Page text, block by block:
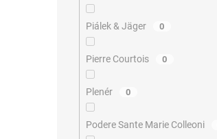
Piálek & Jäger 0
Pierre Courtois 0
Plenér 0
Podere Sante Marie Colleoni